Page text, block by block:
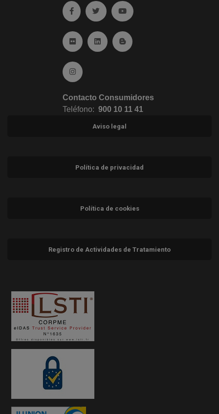
Ir a facebook (abre en ventana nueva)
Ir a twitter (abre en ventana nueva)
Ir a YouTube (abre en
Ir a Flickr (abre en ventana nueva)
Ir a Linkedin (abre en ventana nueva)
Ir al Blog (abre en ventana
Ir a Instagram (abre en ventana nueva)
Contacto Consumidores
Teléfono: 900 10 11 41
Aviso legal
Política de privacidad
Política de cookies
Registro de Actividades de Tratamiento